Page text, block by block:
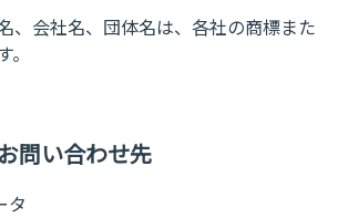
、会社名、団体名は、各社の商標また
問い合わせ先
タ